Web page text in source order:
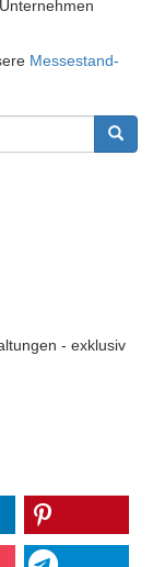
Messestand-
- exklusiv